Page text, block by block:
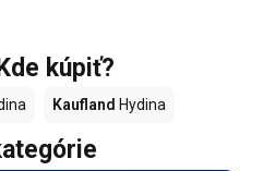
kúpiť?
Kaufland Hydina